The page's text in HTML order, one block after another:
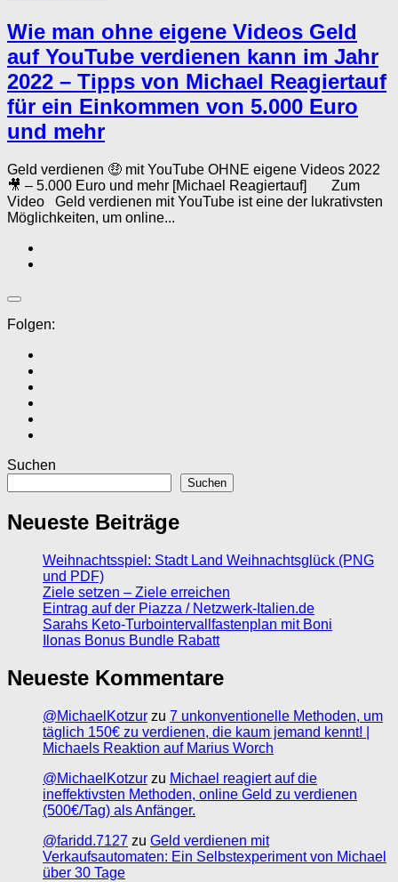
Wie man ohne eigene Videos Geld
auf YouTube verdienen kann im Jahr
2022 – Tipps von Michael Reagiertauf
für ein Einkommen von 5.000 Euro
und mehr
Geld verdienen 🤑 mit YouTube OHNE eigene Videos 2022
🎥 – 5.000 Euro und mehr [Michael Reagiertauf] Zum
Video Geld verdienen mit YouTube ist eine der lukrativsten
Möglichkeiten, um online...
Folgen:
Suchen
Suchen
Neueste Beiträge
Weihnachtsspiel: Stadt Land Weihnachtsglück (PNG
und PDF)
Ziele setzen – Ziele erreichen
Eintrag auf der Piazza / Netzwerk-Italien.de
Sarahs Keto-Turbointervallfastenplan mit Boni
Ilonas Bonus Bundle Rabatt
Neueste Kommentare
@MichaelKotzur zu 7 unkonventionelle Methoden, um
täglich 150€ zu verdienen, die kaum jemand kennt! |
Michaels Reaktion auf Marius Worch
@MichaelKotzur zu Michael reagiert auf die
ineffektivsten Methoden, online Geld zu verdienen
(500€/Tag) als Anfänger.
@faridd.7127 zu Geld verdienen mit
Verkaufsautomaten: Ein Selbstexperiment von Michael
über 30 Tage